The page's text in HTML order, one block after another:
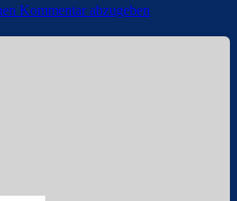
Kommentar abzugeben